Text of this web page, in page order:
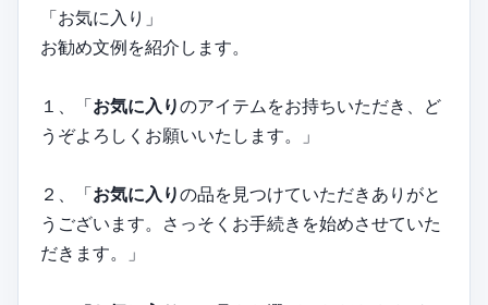
「お気に入り」
お勧め文例を紹介します。
１、「お気に入りのアイテムをお持ちいただき、ど
うぞよろしくお願いいたします。」
２、「お気に入りの品を見つけていただきありがと
うございます。さっそくお手続きを始めさせていた
だきます。」